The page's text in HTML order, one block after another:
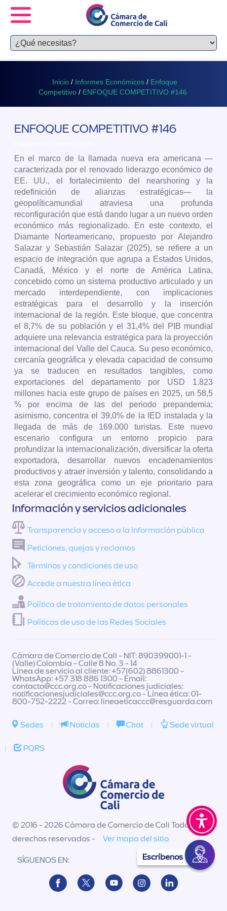
Inicio / Informes Económicos / Enfoque
Competitivo / ENFOQUE COMPETITIVO #146
ENFOQUE COMPETITIVO #146
En el marco de la llamada nueva era americana —
caracterizada por el renovado liderazgo económico de
EE. UU., el fortalecimiento del nearshoring y la
redefinición de alianzas estratégicas— la
geopolíticamundial atraviesa una profunda
reconfiguración que está dando lugar a un nuevo orden
económico más regionalizado. En este contexto, el
Diamante Norteamericano, propuesto por Alejandro
Salazar y Sebastián Salazar (2025), se refiere a un
espacio de integración que agrupa a Estados Unidos,
Canadá, México y el norte de América Latina,
concebido como un sistema productivo articulado y un
mercado interdependiente, con implicaciones
estratégicas para el desarrollo y la inserción
internacional de la región. Este bloque, que concentra
el 8,7% de su población y el 31,4% del PIB mundial
adquiere una relevancia estratégica para la proyección
internacional del Valle del Cauca. Su peso económico,
cercanía geográfica y elevada capacidad de consumo
ya se traducen en resultados tangibles, como
exportaciones del departamento por USD 1.823
millones hacia este grupo de países en 2025, un 58,5
% por encima de las del periodo prepandemia;
asimismo, concentra el 39,0% de la IED instalada y la
llegada de más de 169.000 turistas. Este nuevo
escenario configura un entorno propicio para
profundizar la internacionalización, diversificar la oferta
exportadora, desarrollar nuevos encadenamientos
productivos y atraer inversión y talento, consolidando a
esta zona geográfica como un eje prioritario para
acelerar el crecimiento económico regional.
Escríbenos
Información y servicios adicionales
Transparencia y acceso a la información pública
Peticiones, quejas y reclamos
Términos y condiciones de uso
Accede a nuestra línea ética
Política de tratamiento de datos personales
Políticas de uso de las Redes Sociales
Cámara de Comercio de Cali - NIT: 890399001-1 -
(Valle) Colombia - Calle 8 No. 3 - 14
Línea de servicio al cliente: +57(602) 8861300 -
WhatsApp: +57 318 886 1300 - Email:
contacto@ccc.org.co- Notificaciones judiciales:
notificacionesjudiciales@ccc.org.co- Línea ética: 01-
800-752-2222 - Correo: lineaeticaccc@resguarda.com
Sedes | Noticias | Chat | Sede virtual
| PQRS
© 2016 - 2026 Cámara de Comercio de Cali Todos los
derechos reservados -
Ver mapa del sitio
SÍGUENOS EN: